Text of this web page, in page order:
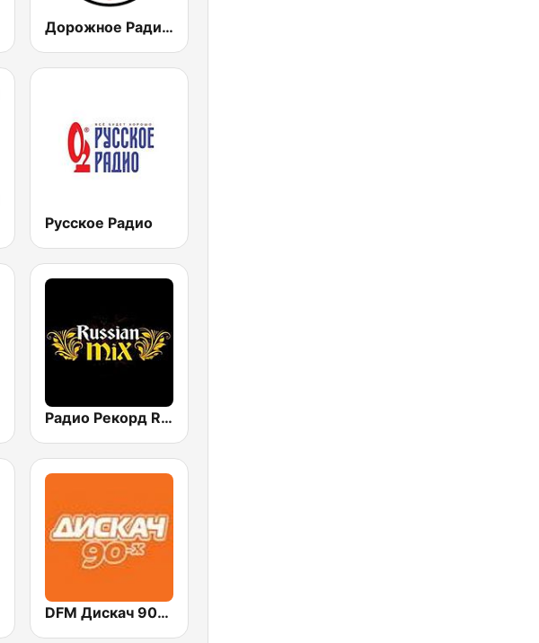
Дорожное Радио (Dorojnoe Radio)
Русское Радио
Радио Рекорд Russian Mix (Radio Record Russian Mix)
DFM Дискач 90х (DFM Disco 90s)